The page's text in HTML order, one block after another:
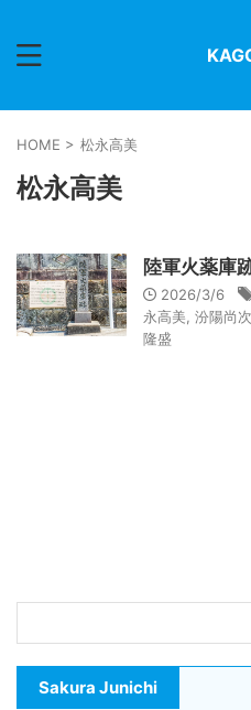
HOME > 松永高美
松永高美
陸軍火薬庫
2026/3/6
永高美 汾陽尚
隆盛
Sakura Junichi